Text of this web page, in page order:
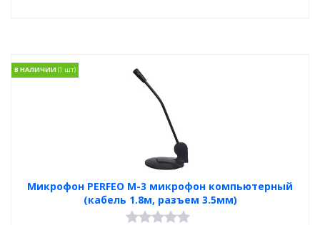
Микрофон PERFEO M-3 микрофон компьютерный
(кабель 1.8м, разъем 3.5мм)
В НАЛИЧИИ